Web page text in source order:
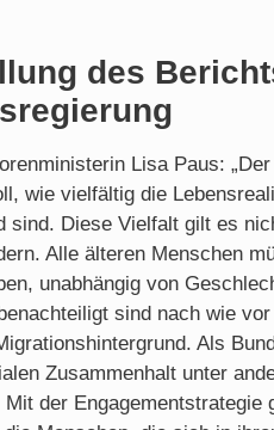
des
Lisa Paus:
wie vielfältig die
sind. Diese Vielfalt gilt es
Alle älteren Menschen
unabhängig von
sind nach wie
Als
Zusammenhalt unter
der Engagementstrategie